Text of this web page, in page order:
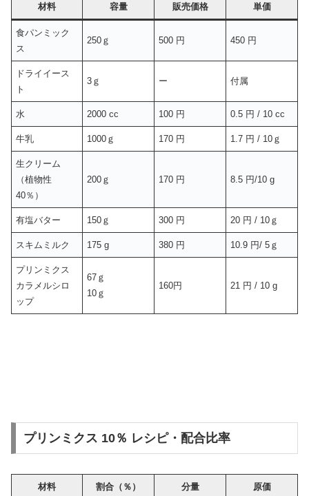
材料 容量 販売価格 単価
食パンミック
ス
250ｇ 500 円 450 円
ドライイース
ト
3ｇ ー 付属
水 2000 cc 100 円 0.5 円 / 10 cc
牛乳 1000ｇ 170 円 1.7 円 / 10ｇ
生クリーム
（植物性
40％）
200ｇ 170 円 8.5 円/10 g
有塩バター 150ｇ 300 円 20 円 / 10ｇ
スキムミルク 175 g 380 円 10.9 円/ 5ｇ
プリンミクス
カラメルシロ
ップ
67ｇ
10ｇ
160円 21 円 / 10 g
プリンミクス 10％ レシピ・配合比率
材料 割合（％） 分量 原価